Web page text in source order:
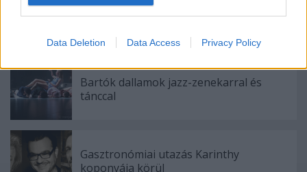
I want to allow Google to enable storage
related to personalization.
I want to allow Google to enable storage
user protection.
Data Deletion Data Access Privacy Policy
A Madách Színház zárt ajtók mellett is
Bartók dallamok jazz-zenekarral és
tánccal
Gasztronómiai utazás Karinthy
koponyája körül